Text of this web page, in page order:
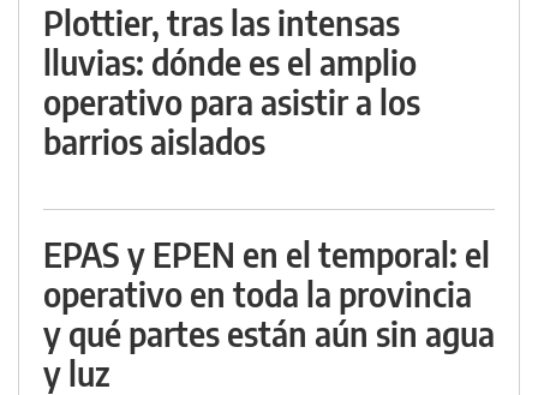
Plottier, tras las intensas
lluvias: dónde es el amplio
operativo para asistir a los
barrios aislados
EPAS y EPEN en el temporal: el
operativo en toda la provincia
y qué partes están aún sin agua
y luz